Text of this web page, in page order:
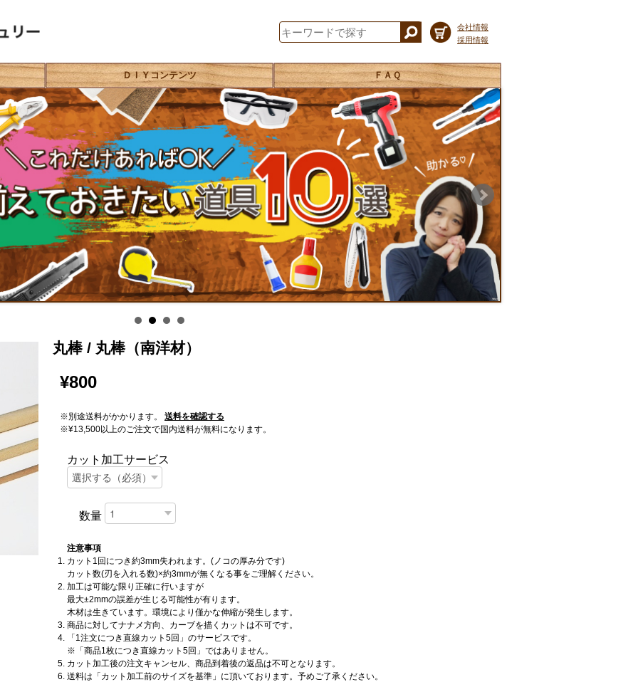
会社情報
採用情報
ＤＩＹコンテンツ ＦＡＱ
丸棒 / 丸棒（南洋材）
¥800
※別途送料がかかります。
送料を確認する
※¥13,500以上のご注文で国内送料が無料になります。
カット加工サービス
数量
注意事項
カット1回につき約3mm失われます。(ノコの厚み分です)
カット数(刃を入れる数)×約3mmが無くなる事をご理解ください。
加工は可能な限り正確に行いますが
最大±2mmの誤差が生じる可能性が有ります。
木材は生きています。環境により僅かな伸縮が発生します。
商品に対してナナメ方向、カーブを描くカットは不可です。
「1注文につき直線カット5回」のサービスです。
※「商品1枚につき直線カット5回」ではありません。
カット加工後の注文キャンセル、商品到着後の返品は不可となります。
送料は「カット加工前のサイズを基準」に頂いております。予めご了承ください。